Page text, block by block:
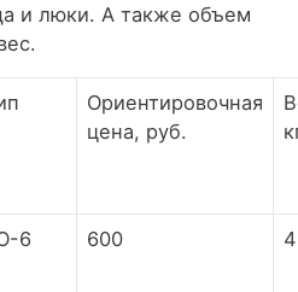
и люки. А также объем
Ориентировочная
цена, руб.
6 600